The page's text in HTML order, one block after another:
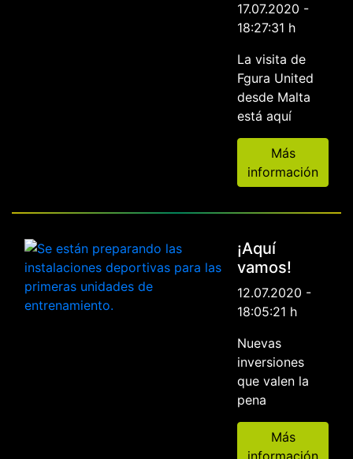
17.07.2020 -
18:27:31 h
La visita de
Fgura United
desde Malta
está aquí
Más
información
¡Aquí
vamos!
12.07.2020 -
18:05:21 h
Nuevas
inversiones
que valen la
pena
Más
información